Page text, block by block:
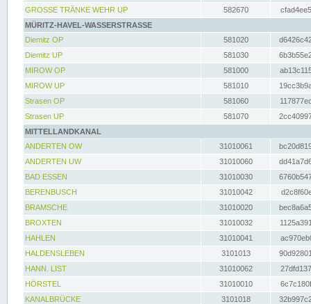
GROSSE TRÄNKE WEHR UP
582670
MÜRITZ-HAVEL-WASSERSTRASSE
Diemitz OP
581020
Diemitz UP
581030
MIROW OP
581000
MIROW UP
581010
Strasen OP
581060
Strasen UP
581070
MITTELLANDKANAL
ANDERTEN OW
31010061
ANDERTEN UW
31010060
BAD ESSEN
31010030
BERENBUSCH
31010042
BRAMSCHE
31010020
BROXTEN
31010032
HAHLEN
31010041
HALDENSLEBEN
3101013
HANN. LIST
31010062
HÖRSTEL
31010010
KANALBRÜCKE
3101018